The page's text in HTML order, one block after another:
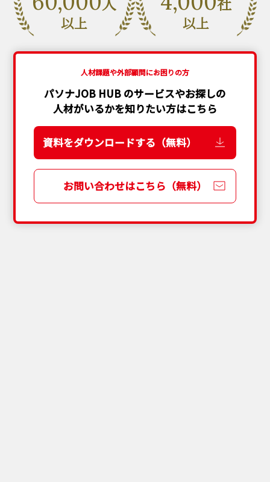
以上 以上
人材課題や外部顧問にお困りの方
パソナJOB HUB のサービスやお探しの
人材がいるかを知りたい方はこちら
資料をダウンロードする（無料）
お問い合わせはこちら（無料）